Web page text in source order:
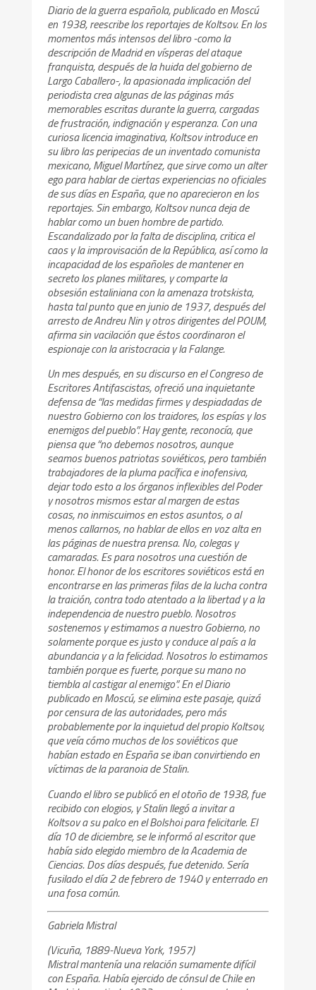
Diario de la guerra española, publicado en Moscú
en 1938, reescribe los reportajes de Koltsov. En los
momentos más intensos del libro -como la
descripción de Madrid en vísperas del ataque
franquista, después de la huida del gobierno de
Largo Caballero-, la apasionada implicación del
periodista crea algunas de las páginas más
memorables escritas durante la guerra, cargadas
de frustración, indignación y esperanza. Con una
curiosa licencia imaginativa, Koltsov introduce en
su libro las peripecias de un inventado comunista
mexicano, Miguel Martínez, que sirve como un alter
ego para hablar de ciertas experiencias no oficiales
de sus días en España, que no aparecieron en los
reportajes. Sin embargo, Koltsov nunca deja de
hablar como un buen hombre de partido.
Escandalizado por la falta de disciplina, critica el
caos y la improvisación de la República, así como la
incapacidad de los españoles de mantener en
secreto los planes militares, y comparte la
obsesión estaliniana con la amenaza trotskista,
hasta tal punto que en junio de 1937, después del
arresto de Andreu Nin y otros dirigentes del POUM,
afirma sin vacilación que éstos coordinaron el
espionaje con la aristocracia y la Falange.
Un mes después, en su discurso en el Congreso de
Escritores Antifascistas, ofreció una inquietante
defensa de “las medidas firmes y despiadadas de
nuestro Gobierno con los traidores, los espías y los
enemigos del pueblo”. Hay gente, reconocía, que
piensa que “no debemos nosotros, aunque
seamos buenos patriotas soviéticos, pero también
trabajadores de la pluma pacífica e inofensiva,
dejar todo esto a los órganos inflexibles del Poder
y nosotros mismos estar al margen de estas
cosas, no inmiscuimos en estos asuntos, o al
menos callarnos, no hablar de ellos en voz alta en
las páginas de nuestra prensa. No, colegas y
camaradas. Es para nosotros una cuestión de
honor. El honor de los escritores soviéticos está en
encontrarse en las primeras filas de la lucha contra
la traición, contra todo atentado a la libertad y a la
independencia de nuestro pueblo. Nosotros
sostenemos y estimamos a nuestro Gobierno, no
solamente porque es justo y conduce al país a la
abundancia y a la felicidad. Nosotros lo estimamos
también porque es fuerte, porque su mano no
tiembla al castigar al enemigo”. En el Diario
publicado en Moscú, se elimina este pasaje, quizá
por censura de las autoridades, pero más
probablemente por la inquietud del propio Koltsov,
que veía cómo muchos de los soviéticos que
habían estado en España se iban convirtiendo en
víctimas de la paranoia de Stalin.
Cuando el libro se publicó en el otoño de 1938, fue
recibido con elogios, y Stalin llegó a invitar a
Koltsov a su palco en el Bolshoi para felicitarle. El
día 10 de diciembre, se le informó al escritor que
había sido elegido miembro de la Academia de
Ciencias. Dos días después, fue detenido. Sería
fusilado el día 2 de febrero de 1940 y enterrado en
una fosa común.
Gabriela Mistral
(Vicuña, 1889-Nueva York, 1957)
Mistral mantenía una relación sumamente difícil
con España. Había ejercido de cónsul de Chile en